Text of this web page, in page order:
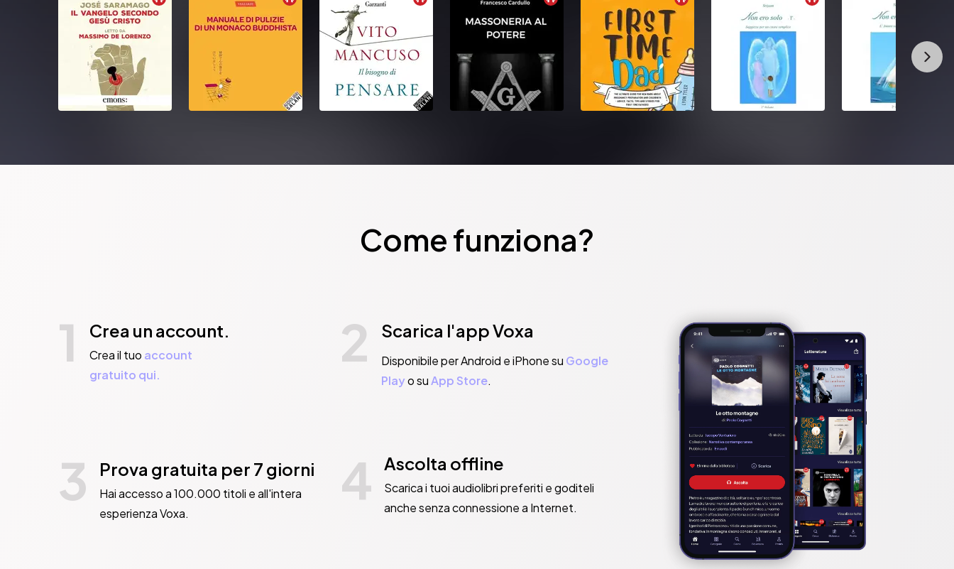
Come funziona?
1 Crea un account.
Crea il tuo account
gratuito qui.
2 Scarica l'app Voxa
Disponibile per Android e iPhone su Google
Playo suApp Store.
3 Prova gratuita per 7 giorni
Hai accesso a 100.000 titoli e all'intera
esperienza Voxa.
4 Ascolta offline
Scarica i tuoi audiolibri preferiti e goditeli
anche senza connessione a Internet.